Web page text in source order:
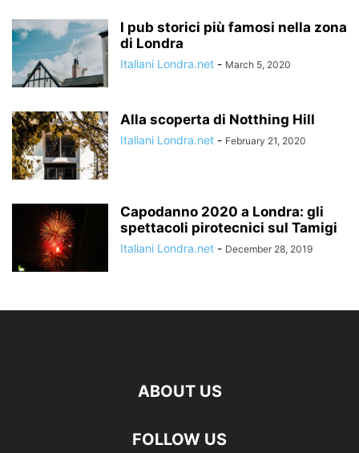
I pub storici più famosi nella zona
di Londra
Italiani Londra.net - March 5, 2020
Alla scoperta di Notthing Hill
Italiani Londra.net - February 21, 2020
Capodanno 2020 a Londra: gli
spettacoli pirotecnici sul Tamigi
Italiani Londra.net - December 28, 2019
ABOUT US
FOLLOW US